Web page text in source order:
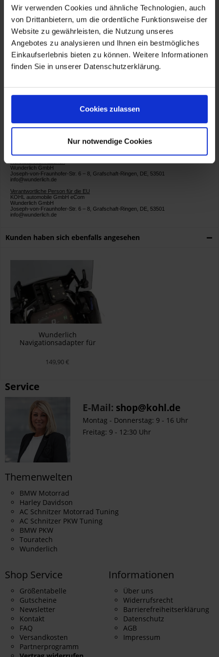
Wir verwenden Cookies und ähnliche Technologien, auch
von Drittanbietern, um die ordentliche Funktionsweise der
Website zu gewährleisten, die Nutzung unseres
Angebotes zu analysieren und Ihnen ein bestmögliches
Einkaufserlebnis bieten zu können. Weitere Informationen
finden Sie in unserer Datenschutzerklärung.
Cookies zulassen
Nur notwendige Cookies
Rostschutz für Original-Aufstandsfläche
Ausfräsung für Original-Auflage
vibrationsdämmend mit Moosgummi ausgelegt
CNC-gefräst
Leichter Anbau
Artikelnummer:WU-27360-202
Herstellerinformationen
Wunderlich GmbH
Joseph-von-Fraunhofer-Str. 6 – 8, Grafschaft-Ringen, DE, 53501
info@wunderlich.de
Verantwortliche Person für die EU
KOHL automobile GmbH eCom
Wunderlich GmbH
Joseph-von-Fraunhofer-Str. 6 – 8, Grafschaft-Ringen, DE, 53501
info@wunderlich.de
Kunden haben sich ebenfalls angesehen
Wunderlich
Navigationsadapter für
BMW Navigatorvorbereitung
149,90 €
Service
E-Mail: shop@kohl.de
Montag - Donnerstag: 9 - 16 Uhr
Freitag: 9 - 12:30 Uhr
Themenwelten
BMW Motorrad
Harley Davidson
AC Schnitzer Motorrad Tuning
AC Schnitzer PKW Tuning
BMW PKW
Touratech
Wunderlich
Shop Service
Größentabelle
Gutscheine
Newsletter
Kontakt
FAQ
Versandkosten
Partnerprogramm
Informationen
Über uns
Widerrufsrecht
Barrierefreiheitserklärung
Datenschutz
AGB
Impressum